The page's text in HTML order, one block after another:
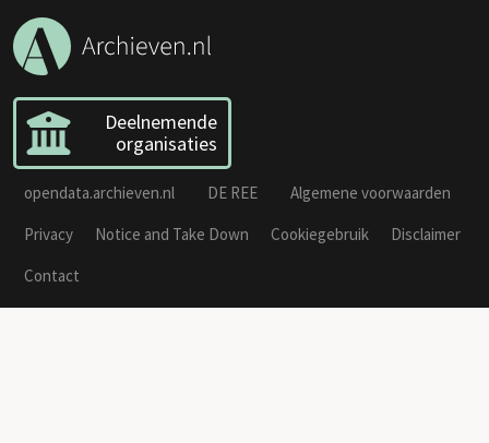
Deelnemende
organisaties
opendata.archieven.nl DE REE
Algemene voorwaarden
Privacy
Notice and Take Down Cookiegebruik
Disclaimer
Contact